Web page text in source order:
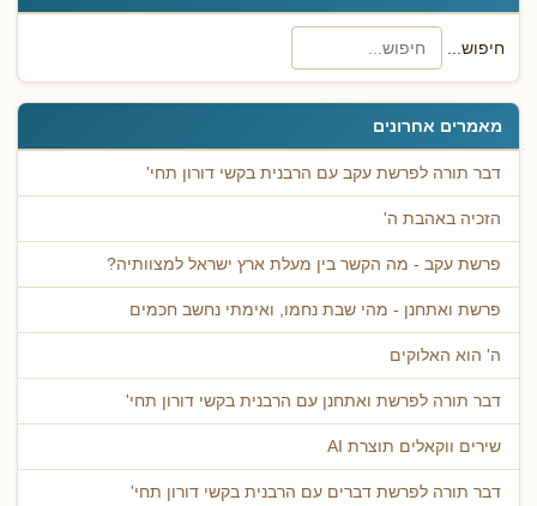
חיפוש...
מאמרים אחרונים
דבר תורה לפרשת עקב עם הרבנית בקשי דורון תחי'
הזכיה באהבת ה'
פרשת עקב - מה הקשר בין מעלת ארץ ישראל למצוותיה?
פרשת ואתחנן - מהי שבת נחמו, ואימתי נחשב חכמים
ה' הוא האלוקים
דבר תורה לפרשת ואתחנן עם הרבנית בקשי דורון תחי'
שירים ווקאלים תוצרת AI
דבר תורה לפרשת דברים עם הרבנית בקשי דורון תחי'